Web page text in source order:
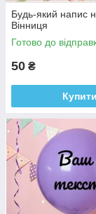
Будь-який напис
Вінниця
Готово до
50 ₴
Купити